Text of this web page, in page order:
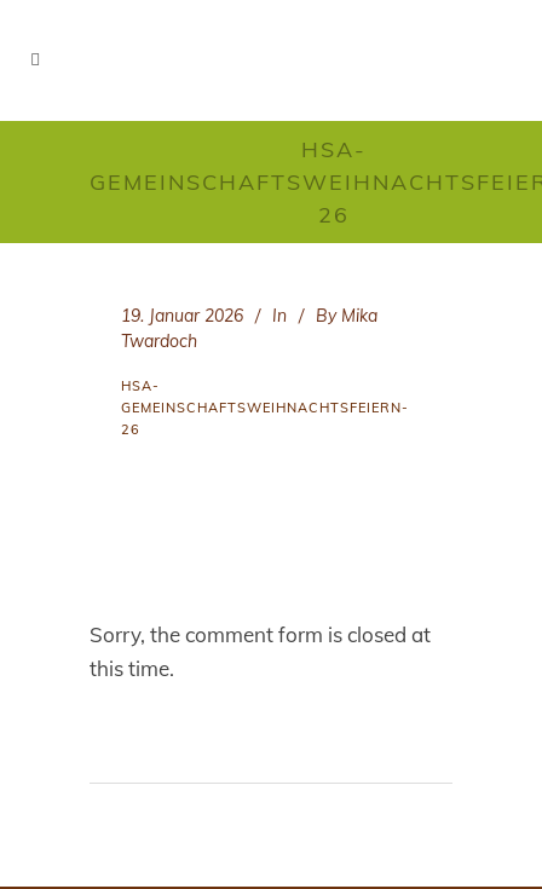
HSA-
26
19. Januar 2026 In By Mika
Twardoch
HSA-
GEMEINSCHAFTSWEIHNACHTSFEIERN-
26
Sorry, the comment form is closed at
this time.